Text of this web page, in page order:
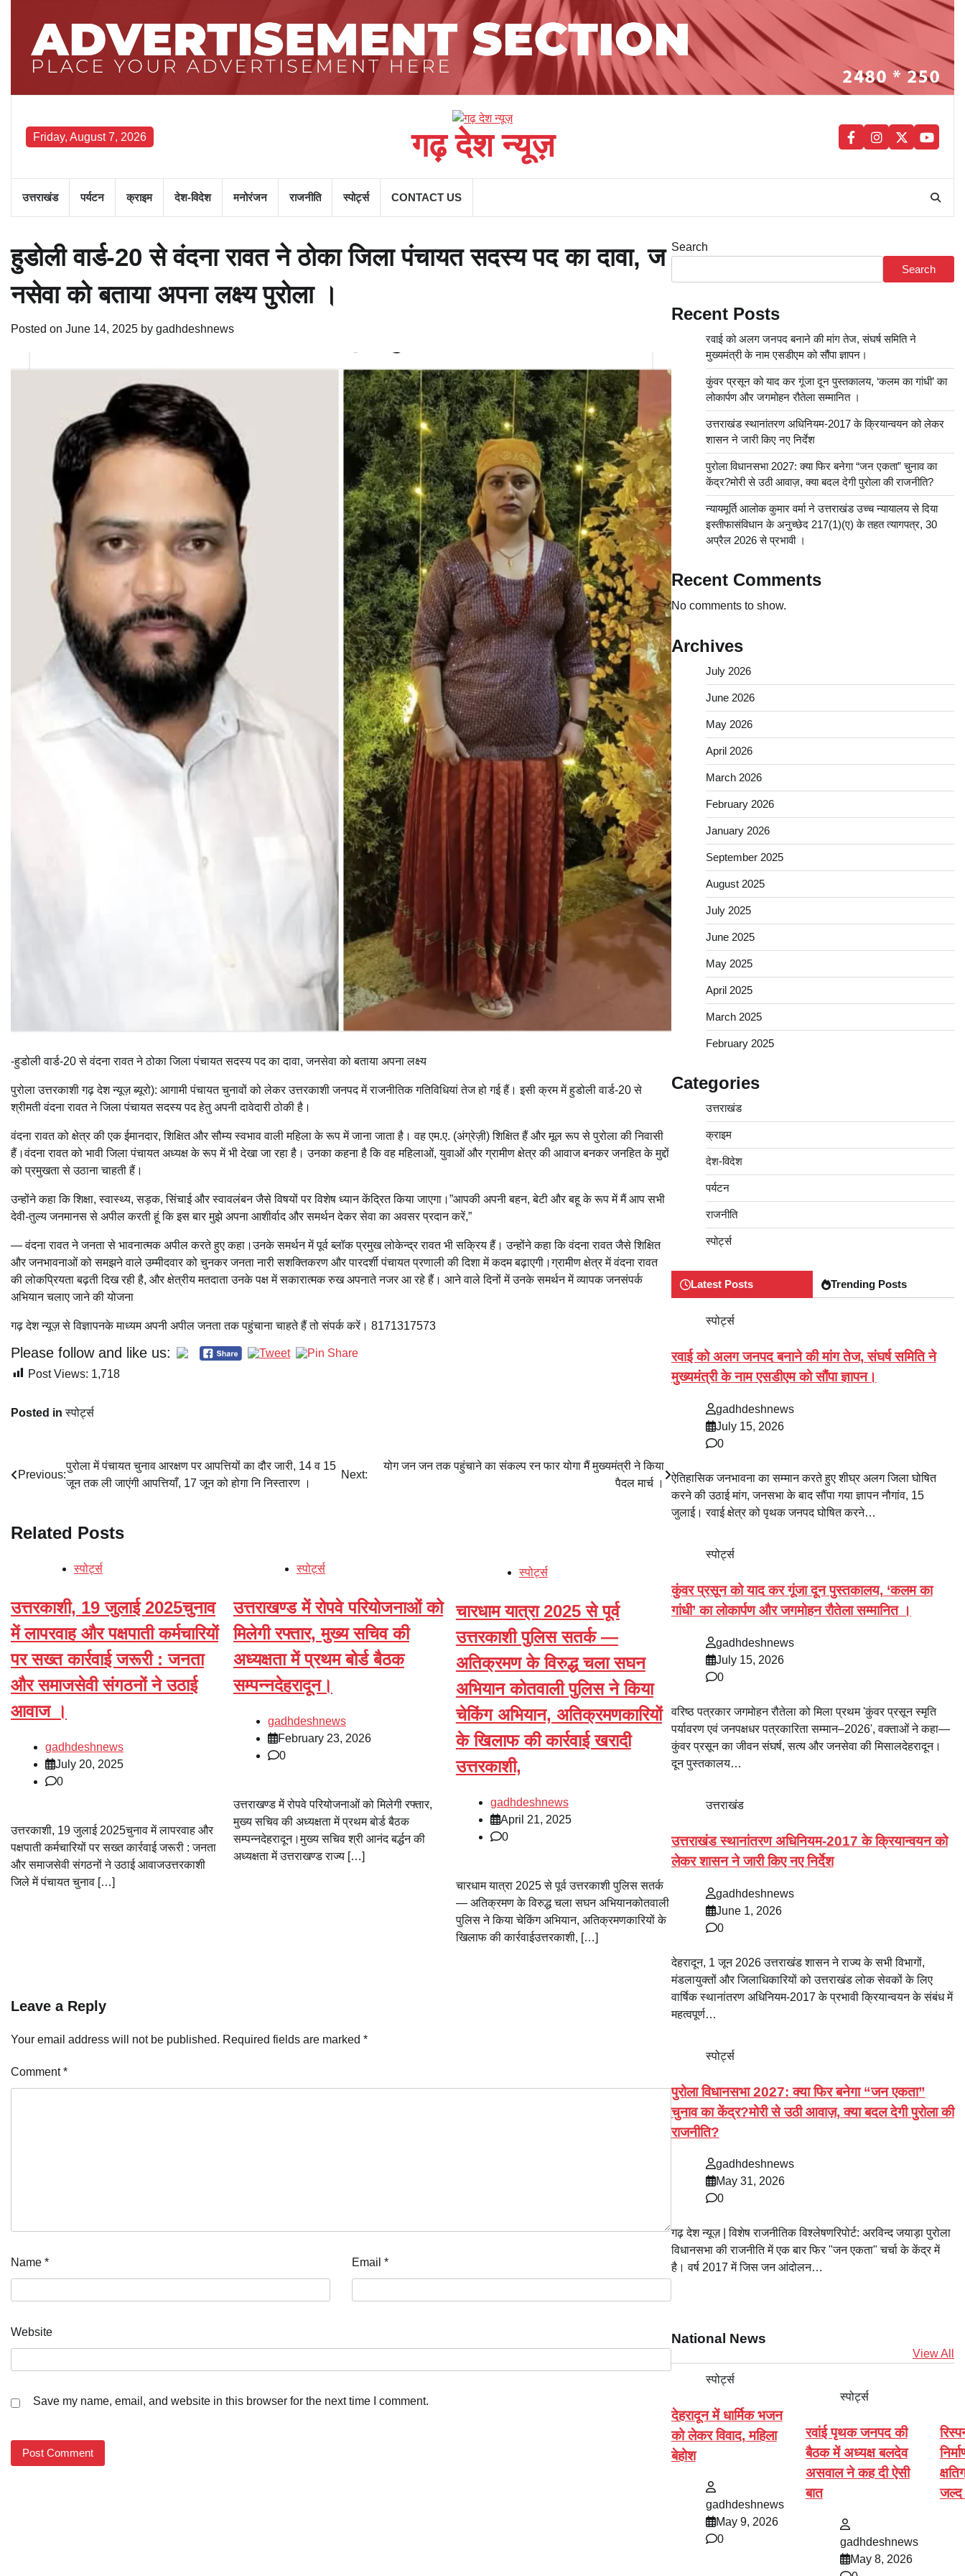
content
Friday, August 7, 2026 गढ़ देश न्यूज़ facebookinstagram
twitter
उत्तराखंड पर्यटन क्राइम देश-विदेश मनोरंजन राजनीति स्पोर्ट्स CONTACT US
हुडोली वार्ड-20 से वंदना रावत ने ठोका जिला पंचायत सदस्य पद का दावा, ज
नसेवा को बताया अपना लक्ष्य पुरोला ।
Posted on June 14, 2025 by gadhdeshnews
-हुडोली वार्ड-20 से वंदना रावत ने ठोका जिला पंचायत सदस्य पद का दावा, जनसेवा को बताया अपना लक्ष्य
पुरोला उत्तरकाशी गढ़ देश न्यूज़ ब्यूरो): आगामी पंचायत चुनावों को लेकर उत्तरकाशी जनपद में राजनीतिक गतिविधियां तेज हो गई हैं। इसी क्रम में हुडोली वार्ड-20 से
श्रीमती वंदना रावत ने जिला पंचायत सदस्य पद हेतु अपनी दावेदारी ठोकी है।
वंदना रावत को क्षेत्र की एक ईमानदार, शिक्षित और सौम्य स्वभाव वाली महिला के रूप में जाना जाता है। वह एम.ए. (अंग्रेज़ी) शिक्षित हैं और मूल रूप से पुरोला की निवासी
हैं।वंदना रावत को भावी जिला पंचायत अध्यक्ष के रूप में भी देखा जा रहा है। उनका कहना है कि वह महिलाओं, युवाओं और ग्रामीण क्षेत्र की आवाज बनकर जनहित के मुद्दों
को प्रमुखता से उठाना चाहती हैं।
उन्होंने कहा कि शिक्षा, स्वास्थ्य, सड़क, सिंचाई और स्वावलंबन जैसे विषयों पर विशेष ध्यान केंद्रित किया जाएगा।”आपकी अपनी बहन, बेटी और बहू के रूप में मैं आप सभी
देवी-तुल्य जनमानस से अपील करती हूं कि इस बार मुझे अपना आशीर्वाद और समर्थन देकर सेवा का अवसर प्रदान करें,”
— वंदना रावत ने जनता से भावनात्मक अपील करते हुए कहा।उनके समर्थन में पूर्व ब्लॉक प्रमुख लोकेन्द्र रावत भी सक्रिय हैं। उन्होंने कहा कि वंदना रावत जैसे शिक्षित
और जनभावनाओं को समझने वाले उम्मीदवार को चुनकर जनता नारी सशक्तिकरण और पारदर्शी पंचायत प्रणाली की दिशा में कदम बढ़ाएगी।ग्रामीण क्षेत्र में वंदना रावत
की लोकप्रियता बढ़ती दिख रही है, और क्षेत्रीय मतदाता उनके पक्ष में सकारात्मक रुख अपनाते नजर आ रहे हैं। आने वाले दिनों में उनके समर्थन में व्यापक जनसंपर्क
अभियान चलाए जाने की योजना
गढ़ देश न्यूज़ से विज्ञापनके माध्यम अपनी अपील जनता तक पहुंचाना चाहते हैं तो संपर्क करें। 8171317573
Please follow and like us:
Post Views: 1,718
Posted inस्पोर्ट्स
Post
navigation
Previous:
पुरोला में पंचायत चुनाव आरक्षण पर आपत्तियों का दौर जारी, 14 व 15
जून तक ली जाएंगी आपत्तियाँ, 17 जून को होगा नि निस्तारण ।
Next:
योग जन जन तक पहुंचाने का संकल्प रन फार योगा मैं मुख्यमंत्री ने किया
पैदल मार्च ।
Related Posts
स्पोर्ट्स
उत्तरकाशी, 19 जुलाई 2025चुनाव
में लापरवाह और पक्षपाती कर्मचारियों
पर सख्त कार्रवाई जरूरी : जनता
और समाजसेवी संगठनों ने उठाई
आवाज ।
gadhdeshnews
July 20, 2025
0
उत्तरकाशी, 19 जुलाई 2025चुनाव में लापरवाह और
पक्षपाती कर्मचारियों पर सख्त कार्रवाई जरूरी : जनता
और समाजसेवी संगठनों ने उठाई आवाजउत्तरकाशी
जिले में पंचायत चुनाव […]
स्पोर्ट्स
उत्तराखण्ड में रोपवे परियोजनाओं को
मिलेगी रफ्तार, मुख्य सचिव की
अध्यक्षता में प्रथम बोर्ड बैठक
सम्पन्नदेहरादून।
gadhdeshnews
February 23, 2026
0
उत्तराखण्ड में रोपवे परियोजनाओं को मिलेगी रफ्तार,
मुख्य सचिव की अध्यक्षता में प्रथम बोर्ड बैठक
सम्पन्नदेहरादून।मुख्य सचिव श्री आनंद बर्द्धन की
अध्यक्षता में उत्तराखण्ड राज्य […]
स्पोर्ट्स
चारधाम यात्रा 2025 से पूर्व
उत्तरकाशी पुलिस सतर्क —
अतिक्रमण के विरुद्ध चला सघन
अभियान कोतवाली पुलिस ने किया
चेकिंग अभियान, अतिक्रमणकारियों
के खिलाफ की कार्रवाई खरादी
उत्तरकाशी,
gadhdeshnews
April 21, 2025
0
चारधाम यात्रा 2025 से पूर्व उत्तरकाशी पुलिस सतर्क
— अतिक्रमण के विरुद्ध चला सघन अभियानकोतवाली
पुलिस ने किया चेकिंग अभियान, अतिक्रमणकारियों के
खिलाफ की कार्रवाईउत्तरकाशी, […]
Leave a Reply
Your email address will not be published. Required fields are marked *
Comment*
Name * Email *
Website
Save my name, email, and website in this browser for the next time I comment.
Search
Search
Recent Posts
रवाई को अलग जनपद बनाने की मांग तेज, संघर्ष समिति ने
मुख्यमंत्री के नाम एसडीएम को सौंपा ज्ञापन।
कुंवर प्रसून को याद कर गूंजा दून पुस्तकालय, ‘कलम का गांधी’ का
लोकार्पण और जगमोहन रौतेला सम्मानित ।
उत्तराखंड स्थानांतरण अधिनियम-2017 के क्रियान्वयन को लेकर
शासन ने जारी किए नए निर्देश
पुरोला विधानसभा 2027: क्या फिर बनेगा “जन एकता” चुनाव का
केंद्र?मोरी से उठी आवाज़, क्या बदल देगी पुरोला की राजनीति?
न्यायमूर्ति आलोक कुमार वर्मा ने उत्तराखंड उच्च न्यायालय से दिया
इस्तीफासंविधान के अनुच्छेद 217(1)(ए) के तहत त्यागपत्र, 30
अप्रैल 2026 से प्रभावी ।
Recent Comments
No comments to show.
Archives
July 2026
June 2026
May 2026
April 2026
March 2026
February 2026
January 2026
September 2025
August 2025
July 2025
June 2025
May 2025
April 2025
March 2025
February 2025
Categories
उत्तराखंड
क्राइम
देश-विदेश
पर्यटन
राजनीति
स्पोर्ट्स
Latest Posts Trending Posts
स्पोर्ट्स
रवाई को अलग जनपद बनाने की मांग तेज, संघर्ष समिति ने
मुख्यमंत्री के नाम एसडीएम को सौंपा ज्ञापन।
gadhdeshnews
July 15, 2026
0
ऐतिहासिक जनभावना का सम्मान करते हुए शीघ्र अलग जिला घोषित
करने की उठाई मांग, जनसभा के बाद सौंपा गया ज्ञापन नौगांव, 15
जुलाई। रवाई क्षेत्र को पृथक जनपद घोषित करने…
स्पोर्ट्स
कुंवर प्रसून को याद कर गूंजा दून पुस्तकालय, ‘कलम का
गांधी’ का लोकार्पण और जगमोहन रौतेला सम्मानित ।
gadhdeshnews
July 15, 2026
0
वरिष्ठ पत्रकार जगमोहन रौतेला को मिला प्रथम 'कुंवर प्रसून स्मृति
पर्यावरण एवं जनपक्षधर पत्रकारिता सम्मान–2026', वक्ताओं ने कहा—
कुंवर प्रसून का जीवन संघर्ष, सत्य और जनसेवा की मिसालदेहरादून।
दून पुस्तकालय…
उत्तराखंड
उत्तराखंड स्थानांतरण अधिनियम-2017 के क्रियान्वयन को
लेकर शासन ने जारी किए नए निर्देश
gadhdeshnews
June 1, 2026
0
देहरादून, 1 जून 2026 उत्तराखंड शासन ने राज्य के सभी विभागों,
मंडलायुक्तों और जिलाधिकारियों को उत्तराखंड लोक सेवकों के लिए
वार्षिक स्थानांतरण अधिनियम-2017 के प्रभावी क्रियान्वयन के संबंध में
महत्वपूर्ण…
स्पोर्ट्स
पुरोला विधानसभा 2027: क्या फिर बनेगा “जन एकता”
चुनाव का केंद्र?मोरी से उठी आवाज़, क्या बदल देगी पुरोला की
राजनीति?
gadhdeshnews
May 31, 2026
0
गढ़ देश न्यूज़ | विशेष राजनीतिक विश्लेषणरिपोर्ट: अरविन्द जयाड़ा पुरोला
विधानसभा की राजनीति में एक बार फिर "जन एकता" चर्चा के केंद्र में
है। वर्ष 2017 में जिस जन आंदोलन…
National News
View All
स्पोर्ट्स
देहरादून में धार्मिक भजन
को लेकर विवाद, महिला
बेहोश
gadhdeshnews
May 9, 2026
0
स्पोर्ट्स
रवांई पृथक जनपद की
बैठक में अध्यक्ष बलदेव
असवाल ने कह दी ऐसी
बात
gadhdeshnews
May 8, 2026
जल्द